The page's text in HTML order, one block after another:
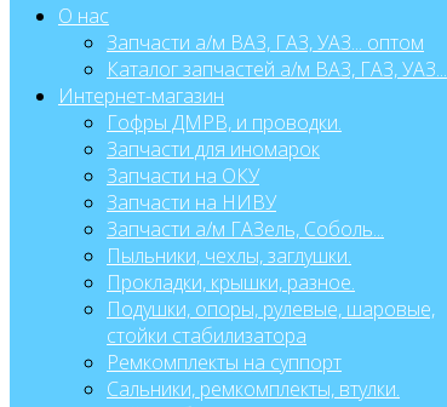
О нас
Запчасти а/м ВАЗ, ГАЗ, УАЗ... оптом
Каталог запчастей а/м ВАЗ, ГАЗ, УАЗ...
Интернет-магазин
Гофры ДМРВ, и проводки.
Запчасти для иномарок
Запчасти на ОКУ
Запчасти на НИВУ
Запчасти а/м ГАЗель, Соболь...
Пыльники, чехлы, заглушки.
Прокладки, крышки, разное.
Подушки, опоры, рулевые, шаровые,
стойки стабилизатора
Ремкомплекты на суппорт
Сальники, ремкомплекты, втулки.